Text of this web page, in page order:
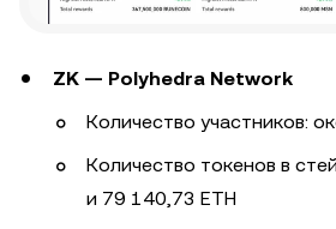
ZK — Polyhedra Network
Количество участников:
Количество токенов в
и 79 140,73 ETH